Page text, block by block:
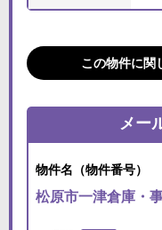
この物件に関
メー
物件名（物件番号）
松原市一津倉庫・